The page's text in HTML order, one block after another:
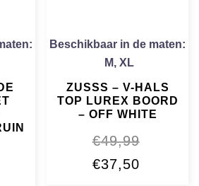
Beschikbaar in de maten:
M,XL
ZUSSS – V-HALS
TOP LUREX BOORD
– OFF WHITE
€49,99
Oorspronkelijke
€37,50